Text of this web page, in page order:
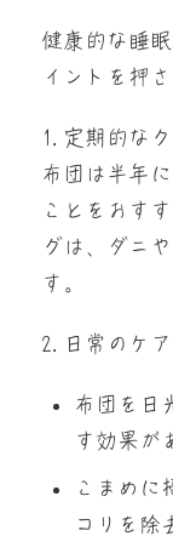
健康的な睡
イントを押
1.定期的な
布団は半年
ことをおす
グは、ダニ
す。
2.日常のケア
布団を日
す効果が
こまめに
コリを除